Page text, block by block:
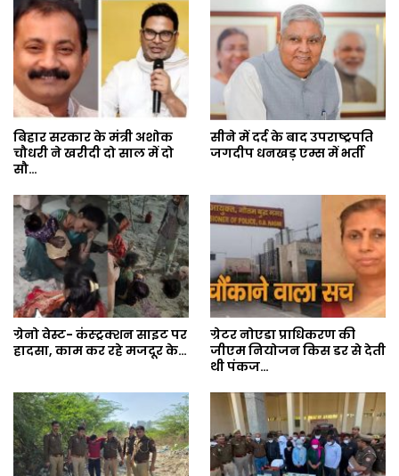
बिहार सरकार के मंत्री अशोक
चौधरी ने खरीदी दो साल में दो
सौ…
सीने में दर्द के बाद उपराष्ट्रपति
जगदीप धनखड़ एम्स में भर्ती
ग्रेनो वेस्ट- कंस्ट्रक्शन साइट पर
हादसा, काम कर रहे मजदूर के…
ग्रेटर नोएडा प्राधिकरण की
जीएम नियोजन किस डर से देती
थी पंकज…